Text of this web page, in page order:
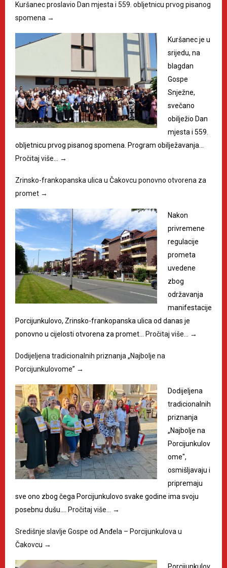
Kuršanec proslavio Dan mjesta i 559. obljetnicu prvog pisanog
spomena →
Kuršanec je u
srijedu, na
blagdan
Gospe
Snježne,
svečano
obilježio Dan
mjesta i 559.
obljetnicu prvog pisanog spomena. Program obilježavanja…
Pročitaj više…
→
Zrinsko-frankopanska ulica u Čakovcu ponovno otvorena za
promet →
Nakon
privremene
regulacije
prometa
uvedene
zbog
održavanja
manifestacije
Porcijunkulovo, Zrinsko-frankopanska ulica od danas je
ponovno u cijelosti otvorena za promet…
Pročitaj više… →
Dodijeljena tradicionalnih priznanja „Najbolje na
Porcijunkulovome” →
Dodijeljena
tradicionalnih
priznanja
„Najbolje na
Porcijunkulov
ome",
osmišljavaju i
pripremaju
sve ono zbog čega Porcijunkulovo svake godine ima svoju
posebnu dušu.…
Pročitaj više… →
Središnje slavlje Gospe od Anđela – Porcijunkulova u
Čakovcu →